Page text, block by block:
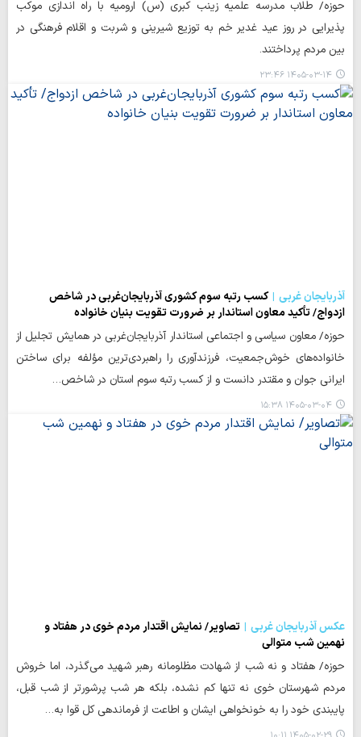
حوزه/ طلاب مدرسه علمیه زینب کبری (س) ارومیه با راه اندازی موکب
پذیرایی در روز عید غدیر خم به توزیع شیرینی و شربت و اقلام فرهنگی در
بین مردم پرداختند.
۱۴۰۵-۰۳-۱۴ ۲۳:۴۶
آذربایجان غربی
کسب رتبه سوم کشوری آذربایجان‌غربی در شاخص
ازدواج/ تأکید معاون استاندار بر ضرورت تقویت بنیان خانواده
حوزه/ معاون سیاسی و اجتماعی استاندار آذربایجان‌غربی در همایش تجلیل از
خانواده‌های خوش‌جمعیت، فرزندآوری را راهبردی‌ترین مؤلفه برای ساختن
ایرانی جوان و مقتدر دانست و از کسب رتبه سوم استان در شاخص…
۱۴۰۵-۰۳-۰۴ ۱۵:۳۸
عکس آذربایجان غربی
تصاویر/ نمایش اقتدار مردم خوی در هفتاد و
نهمین شب متوالی
حوزه/ هفتاد و نه شب از شهادت مظلومانه رهبر شهید می‌گذرد، اما خروش
مردم شهرستان خوی نه تنها کم نشده، بلکه هر شب پرشورتر از شب قبل،
پایبندی خود را به خونخواهی ایشان و اطاعت از فرماندهی کل قوا به…